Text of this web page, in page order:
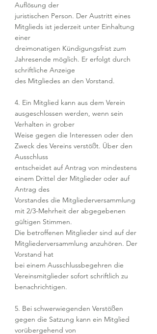
Auflösung der
juristischen Person. Der Austritt eines
Mitglieds ist jederzeit unter Einhaltung
einer
dreimonatigen Kündigungsfrist zum
Jahresende möglich. Er erfolgt durch
schriftliche Anzeige
des Mitgliedes an den Vorstand.
4. Ein Mitglied kann aus dem Verein
ausgeschlossen werden, wenn sein
Verhalten in grober
Weise gegen die Interessen oder den
Zweck des Vereins verstößt. Über den
Ausschluss
entscheidet auf Antrag von mindestens
einem Drittel der Mitglieder oder auf
Antrag des
Vorstandes die Mitgliederversammlung
mit 2/3-Mehrheit der abgegebenen
gültigen Stimmen.
Die betroffenen Mitglieder sind auf der
Mitgliederversammlung anzuhören. Der
Vorstand hat
bei einem Ausschlussbegehren die
Vereinsmitglieder sofort schriftlich zu
benachrichtigen.
5. Bei schwerwiegenden Verstößen
gegen die Satzung kann ein Mitglied
vorübergehend von